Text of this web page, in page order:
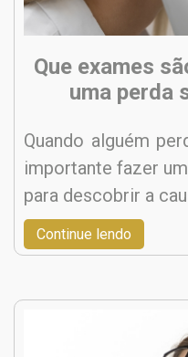
Que exames
uma perda
Quando alguém
importante fazer
para descobrir a
Continue lendo